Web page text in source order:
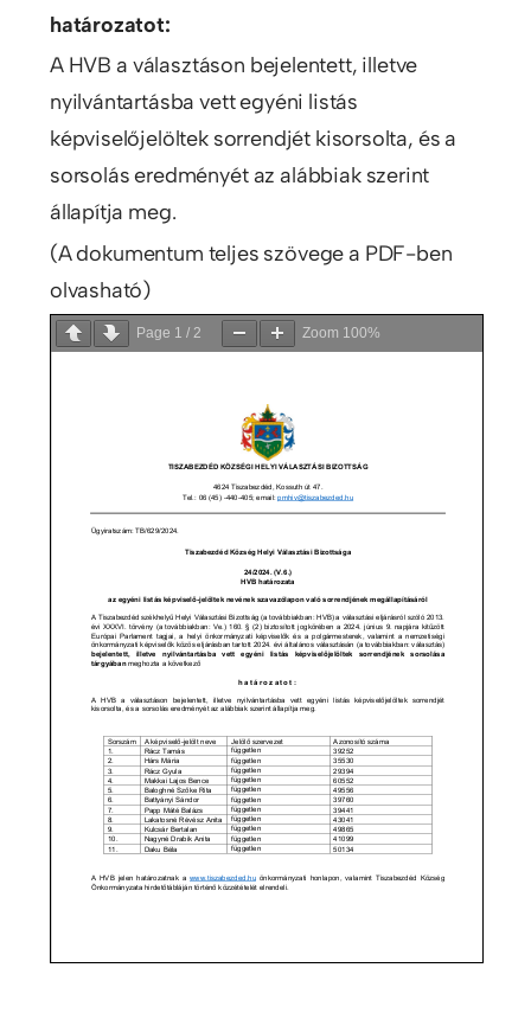
határozatot:
A HVB a választáson bejelentett, illetve
nyilvántartásba vett egyéni listás
képviselőjelöltek sorrendjét kisorsolta, és a
sorsolás eredményét az alábbiak szerint
állapítja meg.
(A dokumentum teljes szövege a PDF-ben
olvasható)
Page 1 / 2 Zoom 100%